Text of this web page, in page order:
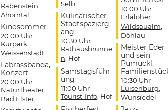
Rabenstein
Ahorntal
Kinosommer
20:00 Uhr
Kurpark
Weissenstadt
Labrassbanda,
Konzert
20:00 Uhr
NaturTheater,
Bad Elster
Selb
Kulinarischer
Stadtspazierg
ang
10:30 Uhr
Rathausbrunne
n , Hof
Samstagsführ
ung
11:00 Uhr
Tourist-Info, Hof
10:00 Uhr
Erlaloher
Wildsaualm
Döhlau
Meister Eder
und sein
Pumuckl,
10:30 Uhr
Luisenburg
Wunsiedel